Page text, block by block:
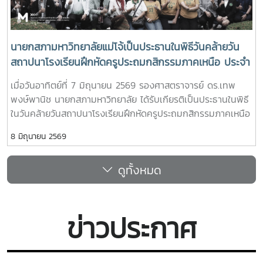
ประชุมกับคณะกรรมการติดตาม และประเมินผลฯ เพื่อนำเสนอผล
การดำเนินงานตามแผนปฏิบัติการ ประจำปีงบประมาณ พ.ศ.
2569 และการพบปะพูดคุย รับฟังปัญหาและอุปสรรคในการดำเนิน
งานของหัวหน้าส่วนงาน โดยมีคณบดีและผู้อำนวยการสำนักเข้า
ร่วมประชุมพร้อมเพรียงกัน ณ ห้องประชุมสภามหาวิทยาลัย ชั้น 5
อาคารสำนักงานมหาวิทยาลัย 2 มหาวิทยาลัยแม่โจ้ ทั้งนี้ คณบดี
มหาวิทยาลัยแม่โจ้-ชุมพร เข้าร่วมประชุมผ่านสื่ออิเล็กทรอนิกส์
Zoom Meeting
นายกสภามหาวิทยาลัยแม่โจ้เป็นประธานในพิธีวันคล้ายวัน
สถาปนาโรงเรียนฝึกหัดครูประถมกสิกรรมภาคเหนือ ประจำ
ปี 2569
เมื่อวันอาทิตย์ที่ 7 มิถุนายน 2569 รองศาสตราจารย์ ดร.เทพ
พงษ์พานิช นายกสภามหาวิทยาลัย ได้รับเกียรติเป็นประธานในพิธี
ในวันคล้ายวันสถาปนาโรงเรียนฝึกหัดครูประถมกสิกรรมภาคเหนือ
บุคลากร พร้อมด้วย ดร.ขุนศรี ทองย้อย นายกสมาคมศิษย์เก่าแม่
โจ้ และผู้แทนองค์กรนักศึกษา ร่วมพิธีบวงสรวงพระพิรุณทรงนาค
จากนั้น เวลา 09.00 น. มีพิธีวางพวงมาลาคารวะอนุสาวรีย์
อำมาตย์โทพระช่วงเกษตรศิลปการ “บิดาเกษตรแม่โจ้” ผู้บุกเบิก
เกษตรศิลปการ ให้เกียรติเข้าร่วมพิธีดังกล่าว ภาพ : FB เพจ
มหาวิทยาลัยแม่โจ้, กองกลาง มหาวิทยาลัยแม่โจ้
8 มิถุนายน 2569
ดูทั้งหมด
ข่าวประกาศ